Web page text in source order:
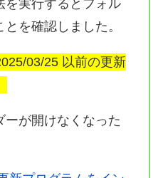
を実行するとフォル
を確認しました。
03/25 以前の更新
ーが開けなくなった